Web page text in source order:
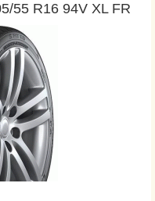
55 R16 94V XL FR